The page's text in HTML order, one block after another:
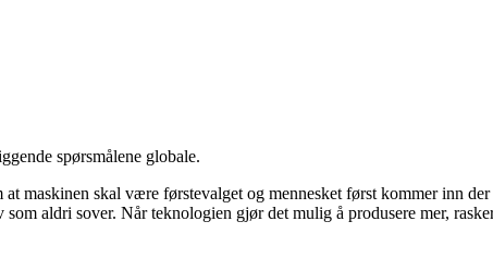
spørsmålene globale.
maskinen skal være førstevalget og mennesket først kommer inn
som aldri sover. Når teknologien gjør det mulig å produsere mer,